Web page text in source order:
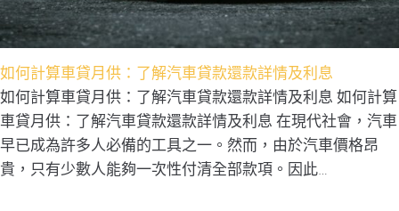
如何計算車貸月供：了解汽車貸款還款詳情及利息
如何計算車貸月供：了解汽車貸款還款詳情及利息 如何計算
車貸月供：了解汽車貸款還款詳情及利息 在現代社會，汽車
早已成為許多人必備的工具之一。然而，由於汽車價格昂
貴，只有少數人能夠一次性付清全部款項。因此…